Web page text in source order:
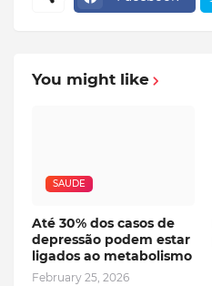
You might like
SAUDE
Até 30% dos casos de
depressão podem estar
ligados ao metabolismo
February 25, 2026